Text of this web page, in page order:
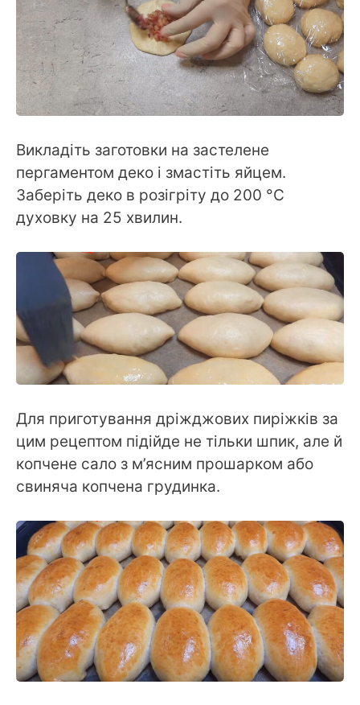
Викладіть заготовки на застелене
пергаментом деко і змастіть яйцем.
Заберіть деко в розігріту до 200 °С
духовку на 25 хвилин.
Для приготування дріжджових пиріжків за
цим рецептом підійде не тільки шпик, але й
копчене сало з м’ясним прошарком або
свиняча копчена грудинка.